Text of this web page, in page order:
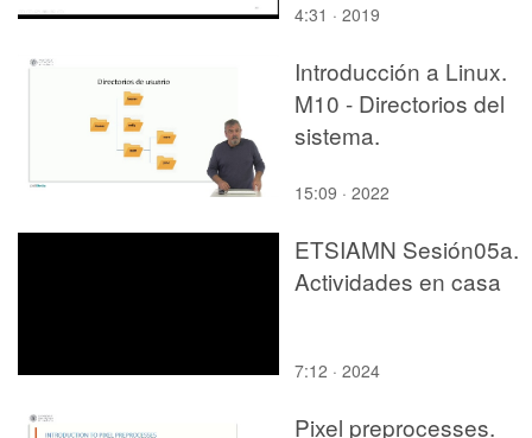
4:31 · 2019
Introducción a Linux.
M10 - Directorios del
sistema.
15:09 · 2022
ETSIAMN Sesión05a.
Actividades en casa
7:12 · 2024
Pixel preprocesses.